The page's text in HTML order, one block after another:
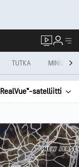
TUTKA
RealVue™-satelliitti